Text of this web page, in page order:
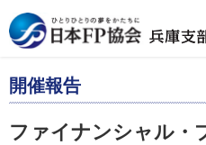
開催報告
ファイナンシャル・